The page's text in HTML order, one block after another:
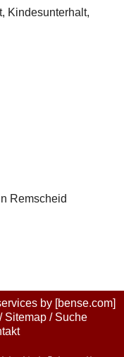
Kindesunterhalt,
Remscheid
by [bense.com]
/ Sitemap/ Suche